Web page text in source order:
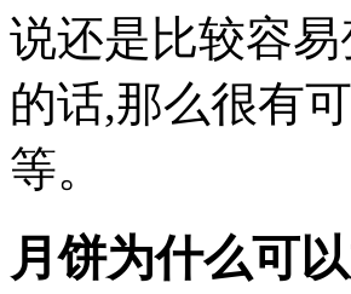
说还是比较容
的话,那么很有
等。
月饼为什么可